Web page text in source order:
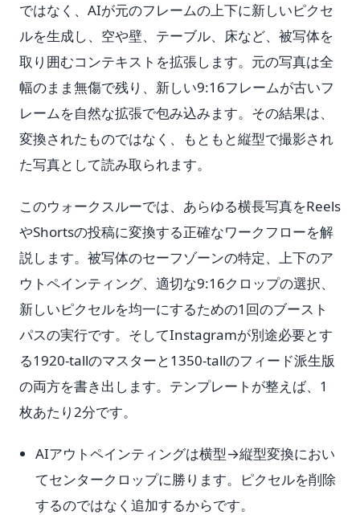
ではなく、AIが元のフレームの上下に新しいピクセ
ルを生成し、空や壁、テーブル、床など、被写体を
取り囲むコンテキストを拡張します。元の写真は全
幅のまま無傷で残り、新しい9:16フレームが古いフ
レームを自然な拡張で包み込みます。その結果は、
変換されたものではなく、もともと縦型で撮影され
た写真として読み取られます。
このウォークスルーでは、あらゆる横長写真をReels
やShortsの投稿に変換する正確なワークフローを解
説します。被写体のセーフゾーンの特定、上下のア
ウトペインティング、適切な9:16クロップの選択、
新しいピクセルを均一にするための1回のブースト
パスの実行です。そしてInstagramが別途必要とす
る1920-tallのマスターと1350-tallのフィード派生版
の両方を書き出します。テンプレートが整えば、1
枚あたり2分です。
AIアウトペインティングは横型→縦型変換におい
てセンタークロップに勝ります。ピクセルを削除
するのではなく追加するからです。